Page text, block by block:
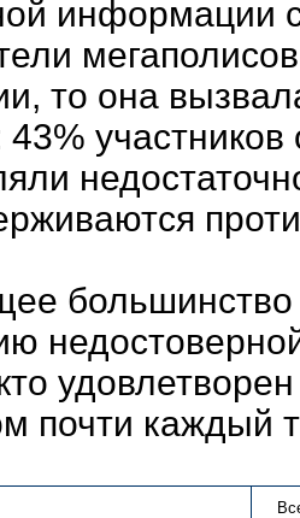
информации
то она
43%
большинство
почти каждый